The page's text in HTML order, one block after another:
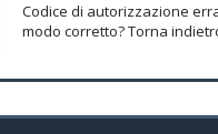
Codice di autorizzazione
modo corretto? Torna